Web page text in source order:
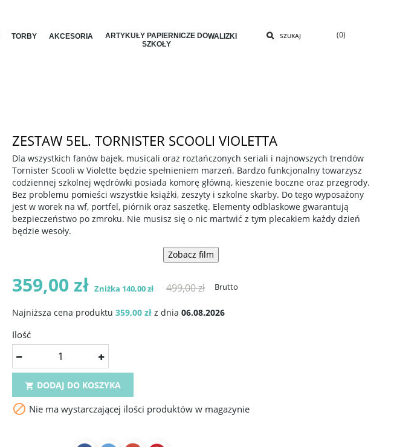
SZUKAJ (0)
TORBY AKCESORIA
ARTYKUŁY PAPIERNICZE DO
SZKOŁY
WALIZKI
ZESTAW 5EL. TORNISTER SCOOLI VIOLETTA
Dla wszystkich fanów bajek, musicali oraz roztańczonych seriali i najnowszych trendów
Tornister Scooli w Violette będzie spełnieniem marzeń. Bardzo funkcjonalny towarzysz
codziennej szkolnej wędrówki posiada komorę główną, kieszenie boczne oraz przegrody.
Bez problemu pomieści wszystkie książki, zeszyty i szkolne skarby. Do tego wyposażony
jest w worek na wf, portfel, piórnik oraz saszetkę. Elementy odblaskowe gwarantują
bezpieczeństwo po zmroku. Nie musisz się o nic martwić z tym plecakiem każdy dzień
będzie wesoły.
Zobacz film
359,00 zł Zniżka 140,00 zł 499,00 zł Brutto
Najniższa cena produktu 359,00 zł z dnia 06.08.2026
Ilość
 DODAJ DO KOSZYKA
 Nie ma wystarczającej ilości produktów w magazynie